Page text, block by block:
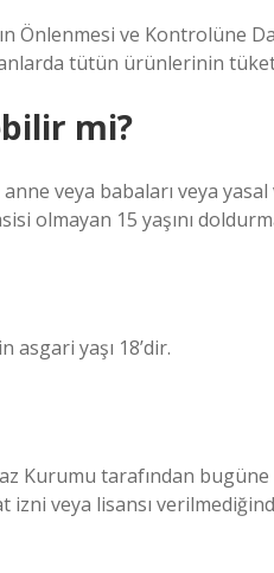
Önlenmesi ve Kontrolüne
tütün ürünlerinin
mi?
anne veya babaları veya
olmayan 15 yaşını
asgari yaşı 18’dir.
Kurumu tarafından
veya lisansı